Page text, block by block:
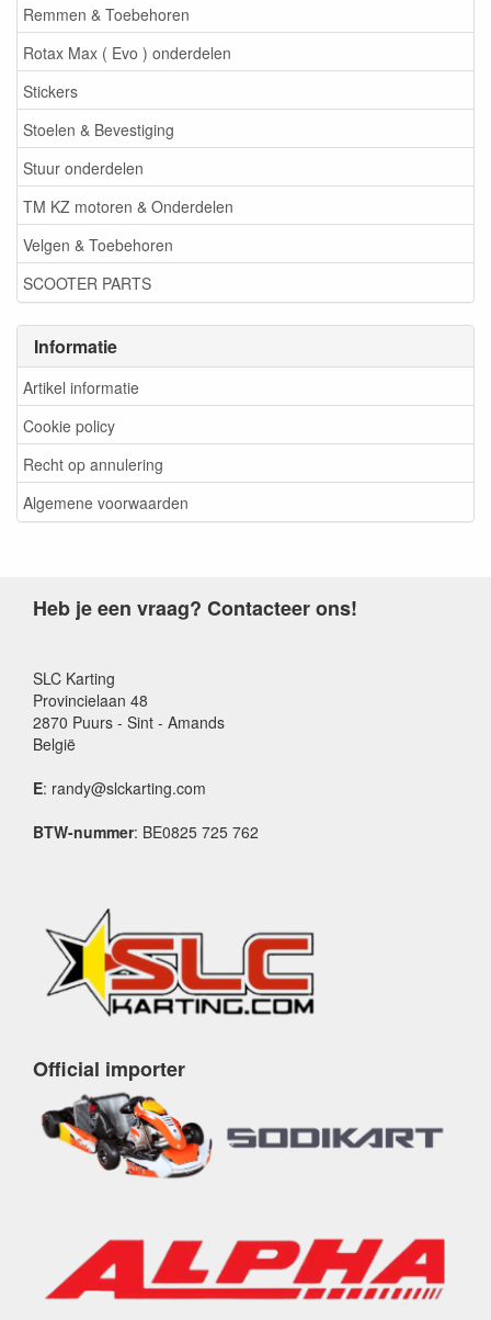
Remmen & Toebehoren
Rotax Max ( Evo ) onderdelen
Stickers
Stoelen & Bevestiging
Stuur onderdelen
TM KZ motoren & Onderdelen
Velgen & Toebehoren
SCOOTER PARTS
Informatie
Artikel informatie
Cookie policy
Recht op annulering
Algemene voorwaarden
Heb je een vraag? Contacteer ons!
SLC Karting
Provincielaan 48
2870 Puurs - Sint - Amands
België
E: randy@slckarting.com
BTW-nummer: BE0825 725 762
Official importer